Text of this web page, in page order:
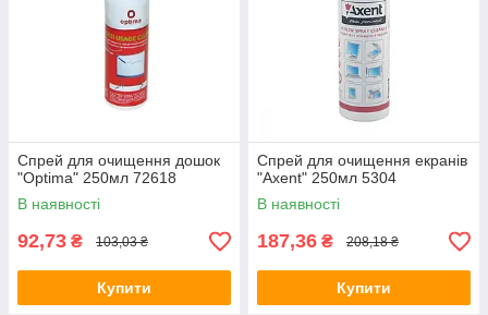
Спрей для очищення дошок
"Optima" 250мл 72618
В наявності
92,73 ₴ 103,03 ₴
Купити
Спрей для очищення екранів
"Axent" 250мл 5304
В наявності
187,36 ₴ 208,18 ₴
Купити